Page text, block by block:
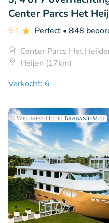
Center Parcs Het
9.1 Perfect • 848
Center Parcs Het
Heijen (17km)
Verkocht: 6